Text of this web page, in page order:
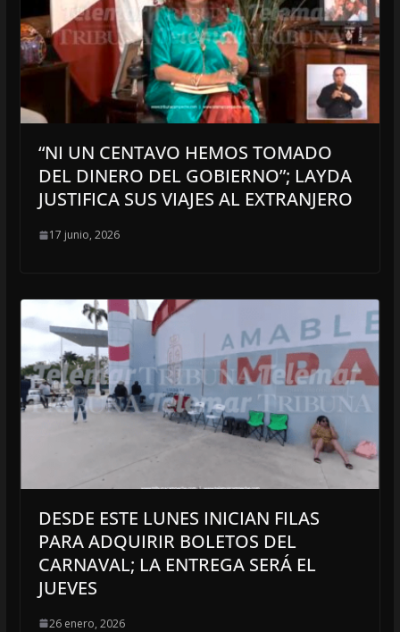
“NI UN CENTAVO HEMOS TOMADO
DEL DINERO DEL GOBIERNO”; LAYDA
JUSTIFICA SUS VIAJES AL EXTRANJERO
17 junio, 2026
DESDE ESTE LUNES INICIAN FILAS
PARA ADQUIRIR BOLETOS DEL
CARNAVAL; LA ENTREGA SERÁ EL
JUEVES
26 enero, 2026